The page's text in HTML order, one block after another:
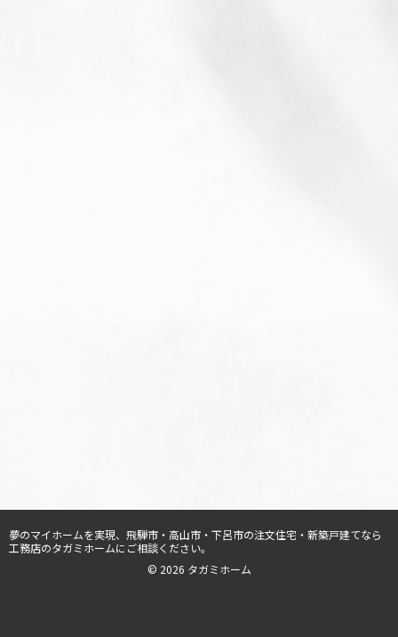
© 2026 タガミホーム
夢のマイホームを実現、 飛騨市・高山市・下呂市の注文住宅・新築戸建てなら
工務店のタガミホームにご相談ください。